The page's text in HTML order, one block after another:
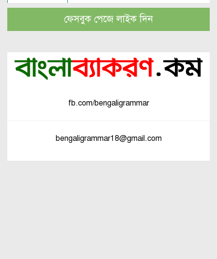
পুরুষবাচক শব্দের শেষে প্রত্যয় যোগে লিঙ্গ
ফেসবুক পেজে লাইক দিন
fb.com/bengaligrammar
bengaligrammar18@gmail.com